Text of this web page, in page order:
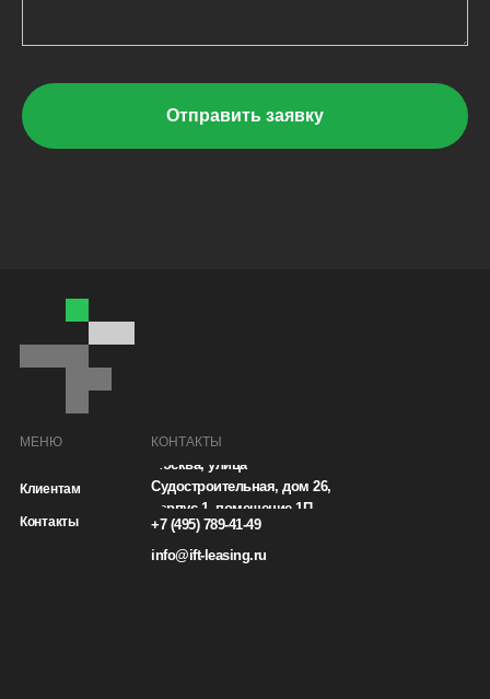
Отправить заявку
+7 (495) 789-41-49
info@ift-leasing.ru
МЕНЮ КОНТАКТЫ
Москва, улица
Судостроительная, дом 26,
корпус 1, помещение 1П
Контакты
Клиентам